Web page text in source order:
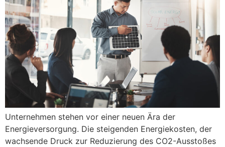
Unternehmen stehen vor einer neuen Ära der
Energieversorgung. Die steigenden Energiekosten, der
wachsende Druck zur Reduzierung des CO2-Ausstoßes